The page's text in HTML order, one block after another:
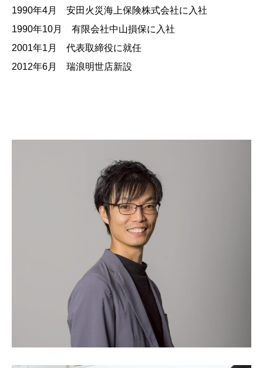
1990年4月 安田火災海上保険株式会社に入社
1990年10月 有限会社中山損保に入社
2001年1月 代表取締役に就任
2012年6月 瑞浪明世店新設